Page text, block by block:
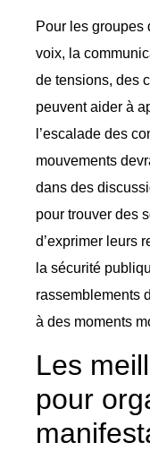
Pour les groupes
voix, la
de tensions, des
peuvent aider à
l’escalade des
mouvements
dans des
pour trouver des
d’exprimer leurs
la sécurité
rassemblements
à des moments
Les
pour